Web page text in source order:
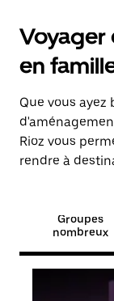
Voyager
en
Que vous ayez
Rioz vous
rendre à
Groupes
nombreux